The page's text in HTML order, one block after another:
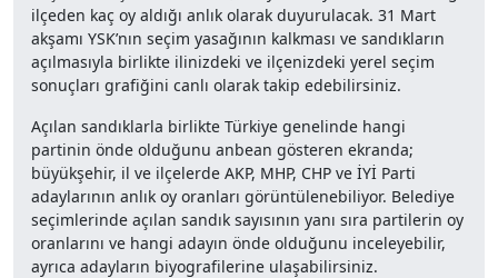
ilçeden kaç oy aldığı anlık olarak duyurulacak. 31 Mart
akşamı YSK’nın seçim yasağının kalkması ve sandıkların
açılmasıyla birlikte ilinizdeki ve ilçenizdeki yerel seçim
sonuçları grafiğini canlı olarak takip edebilirsiniz.
Açılan sandıklarla birlikte Türkiye genelinde hangi
partinin önde olduğunu anbean gösteren ekranda;
büyükşehir, il ve ilçelerde AKP, MHP, CHP ve İYİ Parti
adaylarının anlık oy oranları görüntülenebiliyor. Belediye
seçimlerinde açılan sandık sayısının yanı sıra partilerin oy
oranlarını ve hangi adayın önde olduğunu inceleyebilir,
ayrıca adayların biyografilerine ulaşabilirsiniz.